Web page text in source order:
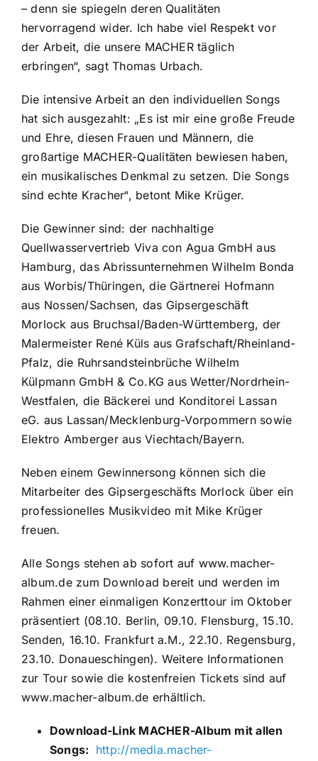
– denn sie spiegeln deren Qualitäten
hervorragend wider. Ich habe viel Respekt vor
der Arbeit, die unsere MACHER täglich
erbringen“, sagt Thomas Urbach.
Die intensive Arbeit an den individuellen Songs
hat sich ausgezahlt: „Es ist mir eine große Freude
und Ehre, diesen Frauen und Männern, die
großartige MACHER-Qualitäten bewiesen haben,
ein musikalisches Denkmal zu setzen. Die Songs
sind echte Kracher“, betont Mike Krüger.
Die Gewinner sind: der nachhaltige
Quellwasservertrieb Viva con Agua GmbH aus
Hamburg, das Abrissunternehmen Wilhelm Bonda
aus Worbis/Thüringen, die Gärtnerei Hofmann
aus Nossen/Sachsen, das Gipsergeschäft
Morlock aus Bruchsal/Baden-Württemberg, der
Malermeister René Küls aus Grafschaft/Rheinland-
Pfalz, die Ruhrsandsteinbrüche Wilhelm
Külpmann GmbH & Co.KG aus Wetter/Nordrhein-
Westfalen, die Bäckerei und Konditorei Lassan
eG. aus Lassan/Mecklenburg-Vorpommern sowie
Elektro Amberger aus Viechtach/Bayern.
Neben einem Gewinnersong können sich die
Mitarbeiter des Gipsergeschäfts Morlock über ein
professionelles Musikvideo mit Mike Krüger
freuen.
Alle Songs stehen ab sofort auf www.macher-
album.de zum Download bereit und werden im
Rahmen einer einmaligen Konzerttour im Oktober
präsentiert (08.10. Berlin, 09.10. Flensburg, 15.10.
Senden, 16.10. Frankfurt a.M., 22.10. Regensburg,
23.10. Donaueschingen). Weitere Informationen
zur Tour sowie die kostenfreien Tickets sind auf
www.macher-album.de erhältlich.
Download-Link MACHER-Album mit allen
Songs: http://media.macher-